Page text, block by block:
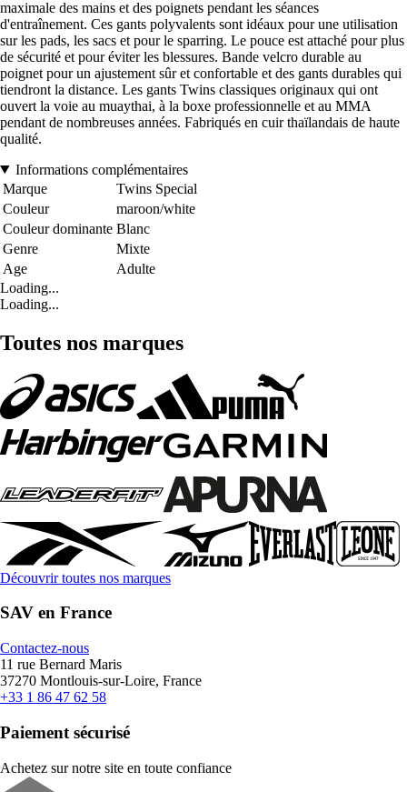
maximale des mains et des poignets pendant les séances
d'entraînement. Ces gants polyvalents sont idéaux pour une utilisation
sur les pads, les sacs et pour le sparring. Le pouce est attaché pour plus
de sécurité et pour éviter les blessures. Bande velcro durable au
poignet pour un ajustement sûr et confortable et des gants durables qui
tiendront la distance. Les gants Twins classiques originaux qui ont
ouvert la voie au muaythai, à la boxe professionnelle et au MMA
pendant de nombreuses années. Fabriqués en cuir thaïlandais de haute
qualité.
Informations complémentaires
Marque
Twins Special
Couleur
maroon/white
Couleur dominante Blanc
Genre
Mixte
Age
Adulte
Loading...
Loading...
Toutes nos marques
Découvrir toutes nos marques
SAV en France
Contactez-nous
11 rue Bernard Maris
37270 Montlouis-sur-Loire, France
+33 1 86 47 62 58
Paiement sécurisé
Achetez sur notre site en toute confiance